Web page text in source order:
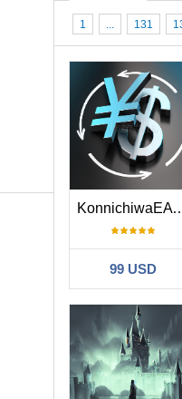
1 ... 131
99 USD